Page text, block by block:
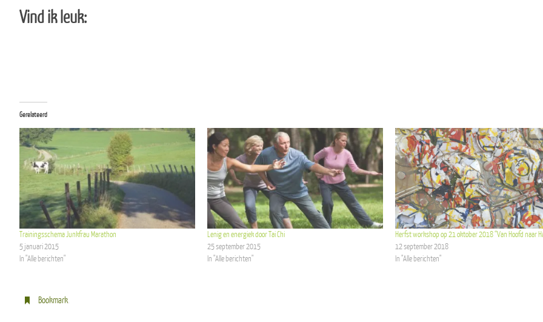
Vind ik leuk:
Gerelateerd
Trainingsschema Junkfrau Marathon
5 januari 2015
In "Alle berichten"
Lenig en energiek door Tai Chi
25 september 2015
In "Alle berichten"
Herfst workshop op 21 oktober 2018 “Van Hoofd naar
12 september 2018
In "Alle berichten"
Bookmark.